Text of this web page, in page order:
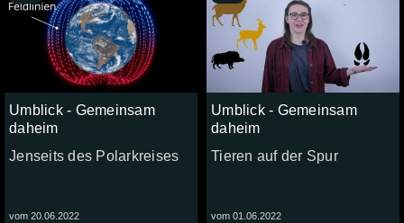
Umblick - Gemeinsam
daheim
Jenseits des Polarkreises
vom 20.06.2022
Umblick - Gemeinsam
daheim
Tieren auf der Spur
vom 01.06.2022